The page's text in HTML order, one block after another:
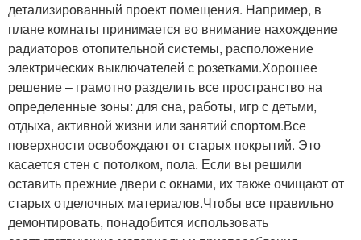
детализированный проект помещения. Например, в
плане комнаты принимается во внимание нахождение
радиаторов отопительной системы, расположение
электрических выключателей с розетками.Хорошее
решение – грамотно разделить все пространство на
определенные зоны: для сна, работы, игр с детьми,
отдыха, активной жизни или занятий спортом.Все
поверхности освобождают от старых покрытий. Это
касается стен с потолком, пола. Если вы решили
оставить прежние двери с окнами, их также очищают от
старых отделочных материалов.Чтобы все правильно
демонтировать, понадобится использовать